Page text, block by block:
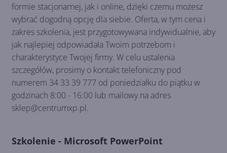
formie stacjonarnej, jak i online, dzięki czemu możesz
wybrać dogodną opcję dla siebie. Oferta, w tym cena i
zakres szkolenia, jest przygotowywana indywidualnie, aby
jak najlepiej odpowiadała Twoim potrzebom i
charakterystyce Twojej firmy. W celu ustalenia
szczegółów, prosimy o kontakt telefoniczny pod
numerem 34 33 39 777 od poniedziałku do piątku w
godzinach 8:00 - 16:00 lub mailowy na adres
sklep@centrumxp.pl.
Szkolenie - Microsoft PowerPoint